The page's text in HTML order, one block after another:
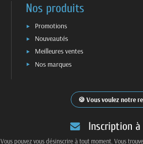
Nos produits
Promotions
Nouveautés
Meilleures ventes
Nos marques
Vous voulez notre
Inscription
Vous pouvez vous désinscrire à tout moment. Vous